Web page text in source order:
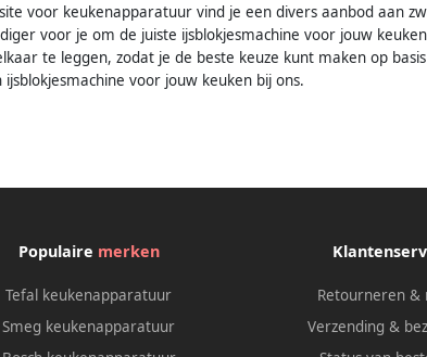
voor keukenapparatuur vind je een divers aanbod aan
voor je om de juiste ijsblokjesmachine voor jouw
te leggen, zodat je de beste keuze kunt maken op
voor jouw keuken bij ons.
Populaire merken
Tefal keukenapparatuur
Smeg keukenapparatuur
Retourneren &
Verzending &